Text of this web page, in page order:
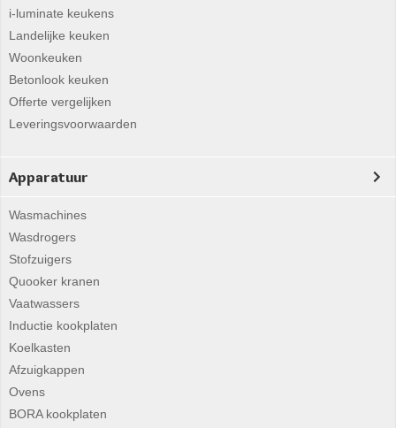
i-luminate keukens
Landelijke keuken
Woonkeuken
Betonlook keuken
Offerte vergelijken
Leveringsvoorwaarden
Apparatuur
Wasmachines
Wasdrogers
Stofzuigers
Quooker kranen
Vaatwassers
Inductie kookplaten
Koelkasten
Afzuigkappen
Ovens
BORA kookplaten